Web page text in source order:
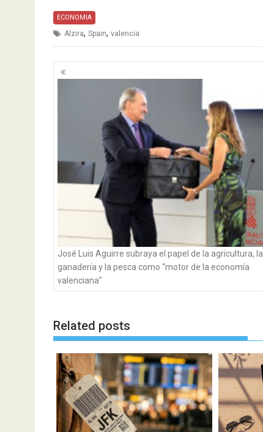
ECONOMIA
Alzira, Spain, valencia
Navegación
de
José Luis Aguirre subraya el papel de la agricultura, la
ganadería y la pesca como “motor de la economía
valenciana”
Related posts